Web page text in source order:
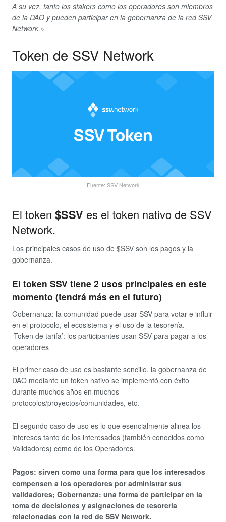
A su vez, tanto los stakers como los operadores son miembros
de la DAO y pueden participar en la gobernanza de la red SSV
Network.»
Token de SSV Network
Fuente: SSV Network
El token $SSV es el token nativo de SSV
Network.
Los principales casos de uso de $SSV son los pagos y la
gobernanza.
El token SSV tiene 2 usos principales en este
momento (tendrá más en el futuro)
Gobernanza: la comunidad puede usar SSV para votar e influir
en el protocolo, el ecosistema y el uso de la tesorería.
‘Token de tarifa’: los participantes usan SSV para pagar a los
operadores
El primer caso de uso es bastante sencillo, la gobernanza de
DAO mediante un token nativo se implementó con éxito
durante muchos años en muchos
protocolos/proyectos/comunidades, etc.
El segundo caso de uso es lo que esencialmente alinea los
intereses tanto de los interesados ​​(también conocidos como
Validadores) como de los Operadores.
Pagos: sirven como una forma para que los interesados ​​
compensen a los operadores por administrar sus
validadores; Gobernanza: una forma de participar en la
toma de decisiones y asignaciones de tesorería
relacionadas con la red de SSV Network.